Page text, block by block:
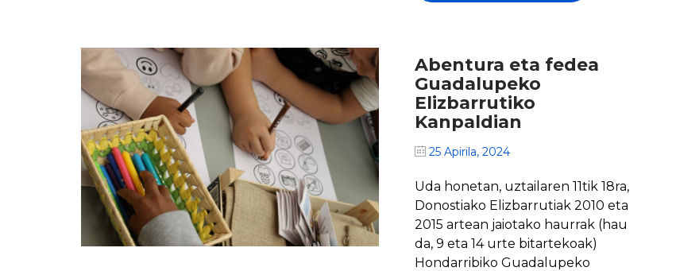
Abentura eta fedea
Guadalupeko
Elizbarrutiko
Kanpaldian
25 Apirila, 2024
Uda honetan, uztailaren 11tik 18ra,
Donostiako Elizbarrutiak 2010 eta
2015 artean jaiotako haurrak (hau
da, 9 eta 14 urte bitartekoak)
Hondarribiko Guadalupeko